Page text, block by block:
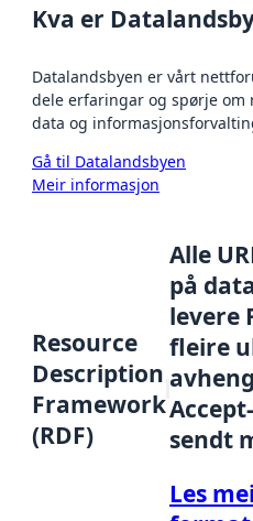
Kva er
Datalandsbyen er vårt
dele erfaringar og spørje om
data og
Gå til Datalandsbyen
Meir informasjon
Resource
Description
Framework
(RDF)
Alle
på
levere
fleire
sendt
Les